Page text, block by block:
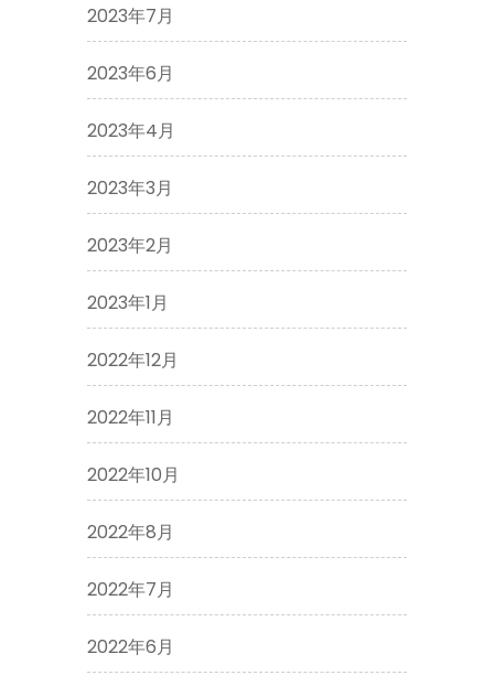
2023年7月
2023年6月
2023年4月
2023年3月
2023年2月
2023年1月
2022年12月
2022年11月
2022年10月
2022年8月
2022年7月
2022年6月